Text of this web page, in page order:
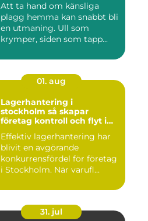
Att ta hand om känsliga
plagg hemma kan snabbt bli
en utmaning. Ull som
krymper, siden som tapp...
01. aug
Lagerhantering i
stockholm så skapar
företag kontroll och flyt i
Effektiv lagerhantering har
blivit en avgörande
konkurrensfördel för företag
i Stockholm. När varufl...
31. jul